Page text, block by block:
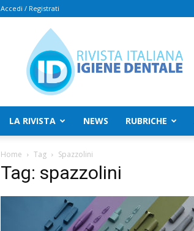
Accedi / Registrati
Rivista
Italiana
Igiene
Dentale
LA RIVISTA NEWS RUBRICHE
Home Tag Spazzolini
Tag: spazzolini